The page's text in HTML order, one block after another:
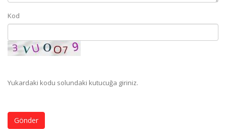
Kod
Yukardaki kodu solundaki kutucuğa giriniz.
Gönder